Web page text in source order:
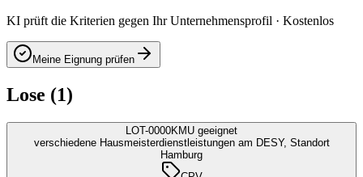
KI prüft die Kriterien gegen Ihr Unternehmensprofil · Kostenlos
Meine Eignung prüfen
Lose (1)
LOT-0000KMU geeignet
verschiedene Hausmeisterdienstleistungen am DESY, Standort
Hamburg